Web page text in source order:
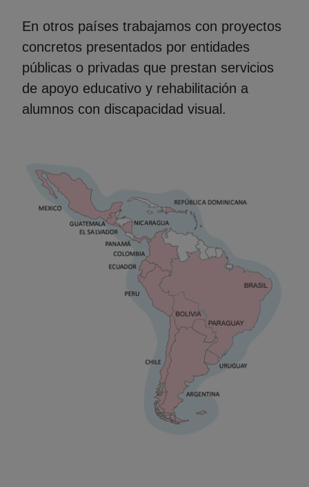
En otros países trabajamos con proyectos
concretos presentados por entidades
públicas o privadas que prestan servicios
de apoyo educativo y rehabilitación a
alumnos con discapacidad visual.